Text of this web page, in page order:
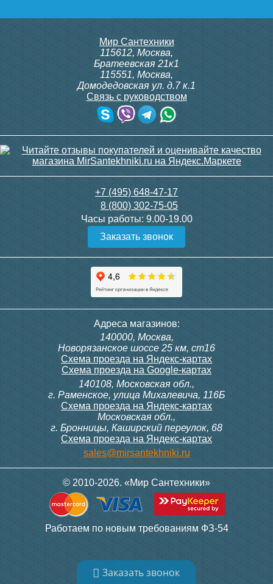
Мир Сантехники
115612, Москва,
Братеевская 21к1
115551, Москва,
Домодедовская ул. д.7 к.1
Связь с руководством
+7 (495) 648-47-17
8 (800) 302-75-05
Часы работы: 9.00-19.00
Заказать звонок
Адреса магазинов:
140000, Москва,
Новорязанское шоссе 25 км, ст16
Схема проезда на Яндекс-картах
Схема проезда на Google-картах
140108, Московская обл.,
г. Раменское, улица Михалевича, 116Б
Схема проезда на Яндекс-картах
Московская обл.,
г. Бронницы, Каширский переулок, 68
Схема проезда на Яндекс-картах
sales@mirsantekhniki.ru
© 2010-2026. «Мир Сантехники»
Работаем по новым требованиям ФЗ-54
Заказать звонок